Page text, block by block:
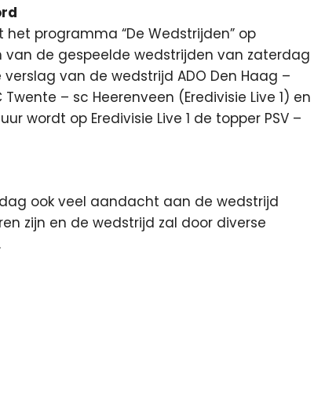
het programma “De Wedstrijden” op
van de gespeelde wedstrijden van zaterdag
verslag van de wedstrijd ADO Den Haag –
– sc Heerenveen (Eredivisie Live 1) en
wordt op Eredivisie Live 1 de topper PSV –
ook veel aandacht aan de wedstrijd
zijn en de wedstrijd zal door diverse